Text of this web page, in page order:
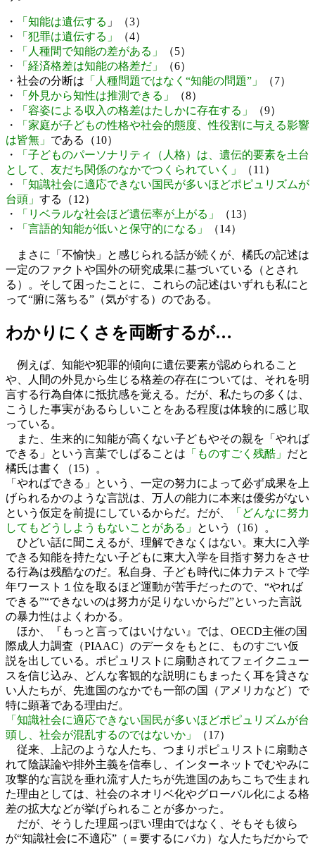
・ 「知能は遺伝する 」（3）
・
「犯罪は遺伝する」
（4）
・
「人種間で知能の差がある」
（5）
・
「経済格差は知能の格差だ」
（6）
・社会の分断は 「人種問題ではなく“知能の問題”」
（7）
・
「外見から知性は推測できる」
（8）
・
「容姿による収入の格差はたしかに存在する」
（9）
・
「家庭が子どもの性格や社会的態度、性役割に与える影響
は皆無」 である（10）
・
「子どものパーソナリティ（人格）は、遺伝的要素を土台
として、友だち関係のなかでつくられていく」
（11）
・
「知識社会に適応できない国民が多いほどポピュリズムが
台頭」 する（12）
・
「リベラルな社会ほど遺伝率が上がる」
（13）
・
「言語的知能が低いと保守的になる」 （14）
まさに「不愉快」と感じられる話が続くが、橘氏の記述は
一定のファクトや国外の研究成果に基づいている（とされ
る）。そして困ったことに、これらの記述はいずれも私にと
って“腑に落ちる”（気がする）のである。
わかりにくさを両断するが…
例えば、知能や犯罪的傾向に遺伝要素が認められること
や、人間の外見から生じる格差の存在については、それを明
言する行為自体に抵抗感を覚える。だが、私たちの多くは、
こうした事実があるらしいことをある程度は体験的に感じ取
っている。
また、生来的に知能が高くない子どもやその親を「やれば
できる」という言葉でしばることは 「ものすごく残酷」 だと
橘氏は書く（15）。
「やればできる」という、一定の努力によって必ず成果を上
げられるかのような言説は、万人の能力に本来は優劣がない
という仮定を前提にしているからだ。だが、
「どんなに努力
してもどうしようもないことがある」
という（16）。
ひどい話に聞こえるが、理解できなくはない。東大に入学
できる知能を持たない子どもに東大入学を目指す努力をさせ
る行為は残酷なのだ。私自身、子ども時代に体力テストで学
年ワースト１位を取るほど運動が苦手だったので、“やれば
できる”“できないのは努力が足りないからだ”といった言説
の暴力性はよくわかる。
ほか、『もっと言ってはいけない』では、OECD主催の国
際成人力調査（PIAAC）のデータをもとに、ものすごい仮
説を出している。ポピュリストに扇動されてフェイクニュー
スを信じ込み、どんな客観的な説明にもまったく耳を貸さな
い人たちが、先進国のなかでも一部の国（アメリカなど）で
特に顕著である理由だ。
「知識社会に適応できない国民が多いほどポピュリズムが台
頭し、社会が混乱するのではないか」
（17）
従来、上記のような人たち、つまりポピュリストに扇動さ
れて陰謀論や排外主義を信奉し、インターネットでむやみに
攻撃的な言説を垂れ流す人たちが先進国のあちこちで生まれ
た理由としては、社会のネオリベ化やグローバル化による格
差の拡大などが挙げられることが多かった。
だが、そうした理屈っぽい理由ではなく、そもそも彼ら
が“知識社会に不適応”（＝要するにバカ）な人たちだからで